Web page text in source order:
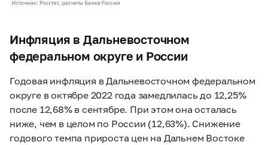
Инфляция в Дальневосточном
федеральном округе и России
Годовая инфляция в Дальневосточном федеральном
округе в октябре 2022 года замедлилась до 12,25%
после 12,68% в сентябре. При этом она осталась
ниже, чем в целом по России (12,63%). Снижение
годового темпа прироста цен на Дальнем Востоке